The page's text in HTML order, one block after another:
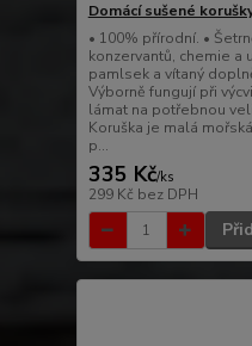
Domácí sušené
• 100% přírodní. •
konzervantů, chemie a
pamlsek a vítaný
Výborně fungují při
lámat na potřebnou
Koruška je malá
p...
335 Kč/ks
299 Kč bez DPH